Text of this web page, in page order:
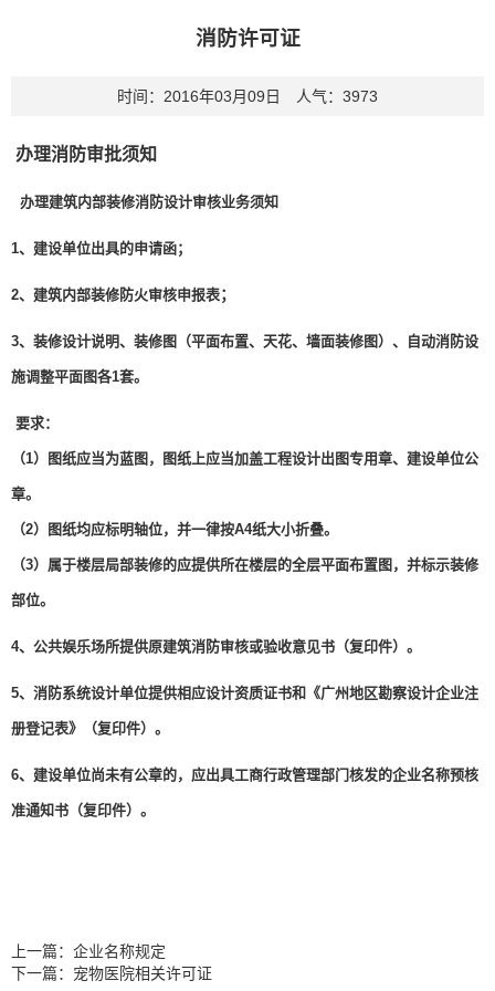
消防许可证
时间：2016年03月09日 人气： 3973
办理消防审批须知
办理建筑内部装修消防设计审核业务须知
1、建设单位出具的申请函；
2、建筑内部装修防火审核申报表；
3、装修设计说明、装修图（平面布置、天花、墙面装修图）、自动消防设
施调整平面图各1套。
要求：
（1）图纸应当为蓝图，图纸上应当加盖工程设计出图专用章、建设单位公
章。
（2）图纸均应标明轴位，并一律按A4纸大小折叠。
（3）属于楼层局部装修的应提供所在楼层的全层平面布置图，并标示装修
部位。
4、公共娱乐场所提供原建筑消防审核或验收意见书（复印件）。
5、消防系统设计单位提供相应设计资质证书和《广州地区勘察设计企业注
册登记表》（复印件）。
6、建设单位尚未有公章的，应出具工商行政管理部门核发的企业名称预核
准通知书（复印件）。
上一篇： 企业名称规定
下一篇： 宠物医院相关许可证